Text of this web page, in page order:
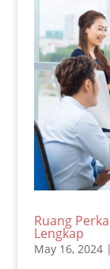
Ruang
Lengkap
May 16, 2024|